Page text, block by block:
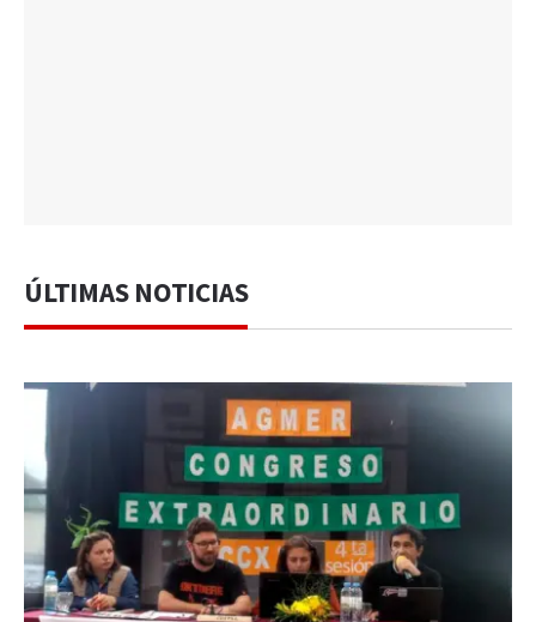
ÚLTIMAS NOTICIAS